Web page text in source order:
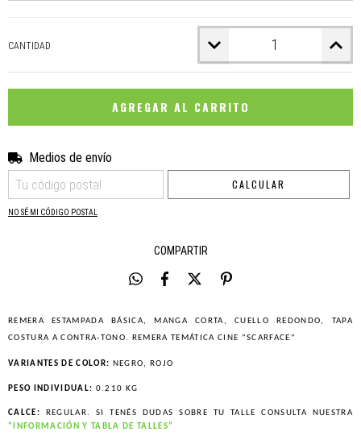
CANTIDAD
Entregas para el CP:
Medios de envío
CALCULAR
NO SÉ MI CÓDIGO POSTAL
COMPARTIR
REMERA ESTAMPADA BÁSICA, MANGA CORTA, CUELLO REDONDO, TAPA
COSTURA A CONTRA-TONO. REMERA TEMÁTICA CINE “SCARFACE”
VARIANTES DE COLOR: NEGRO, ROJO
PESO INDIVIDUAL: 0.210 KG
CALCE: REGULAR. SI TENÉS DUDAS SOBRE TU TALLE CONSULTA NUESTRA
“INFORMACIÓN Y TABLA DE TALLES”